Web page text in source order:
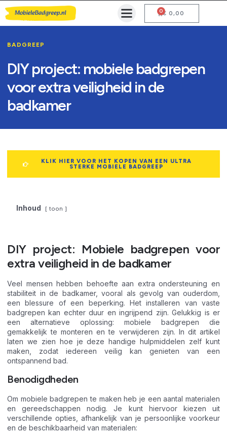
€ 0,00
0
BADGREEP
DIY project: mobiele badgrepen
voor extra veiligheid in de
badkamer
KLIK HIER VOOR HET KOPEN VAN EEN ULTRA
STERKE MOBIELE BADGREEP
Inhoud toon
DIY project: Mobiele badgrepen voor
extra veiligheid in de badkamer
Veel mensen hebben behoefte aan extra ondersteuning en
stabiliteit in de badkamer, vooral als gevolg van ouderdom,
een blessure of een beperking. Het installeren van vaste
badgrepen kan echter duur en ingrijpend zijn. Gelukkig is er
een alternatieve oplossing: mobiele badgrepen die
gemakkelijk te monteren en te verwijderen zijn. In dit artikel
laten we zien hoe je deze handige hulpmiddelen zelf kunt
maken, zodat iedereen veilig kan genieten van een
ontspannend bad.
Benodigdheden
Om mobiele badgrepen te maken heb je een aantal materialen
en gereedschappen nodig. Je kunt hiervoor kiezen uit
verschillende opties, afhankelijk van je persoonlijke voorkeur
en de beschikbaarheid van materialen: